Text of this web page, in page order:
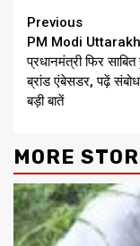
Continue
Reading
Previous
PM Modi
प्रधानमंत्री फिर
ब्रांड एंबेसडर, पढ़ें
बड़ी बातें
MORE